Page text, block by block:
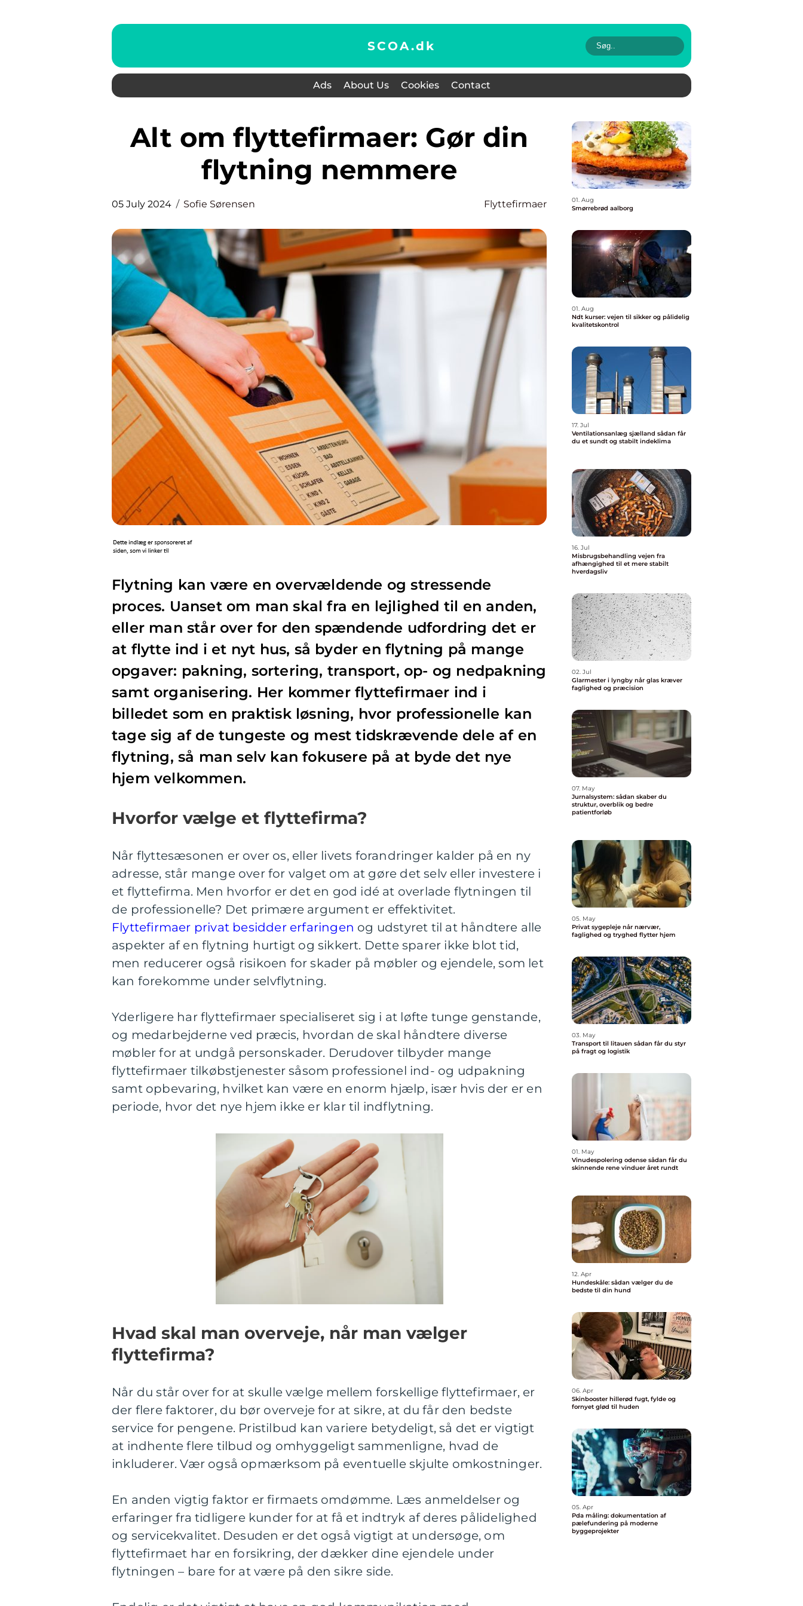
SCOA.dk
Ads About Us Cookies Contact
Alt om flyttefirmaer: Gør din
flytning nemmere
05 July 2024 Sofie Sørensen Flyttefirmaer
Flytning kan være en overvældende og stressende
proces. Uanset om man skal fra en lejlighed til en anden,
eller man står over for den spændende udfordring det er
at flytte ind i et nyt hus, så byder en flytning på mange
opgaver: pakning, sortering, transport, op- og nedpakning
samt organisering. Her kommer flyttefirmaer ind i
billedet som en praktisk løsning, hvor professionelle kan
tage sig af de tungeste og mest tidskrævende dele af en
flytning, så man selv kan fokusere på at byde det nye
hjem velkommen.
Hvorfor vælge et flyttefirma?
Når flyttesæsonen er over os, eller livets forandringer kalder på en ny
adresse, står mange over for valget om at gøre det selv eller investere i
et flyttefirma. Men hvorfor er det en god idé at overlade flytningen til
de professionelle? Det primære argument er effektivitet.
Flyttefirmaer privat besidder erfaringen og udstyret til at håndtere alle
aspekter af en flytning hurtigt og sikkert. Dette sparer ikke blot tid,
men reducerer også risikoen for skader på møbler og ejendele, som let
kan forekomme under selvflytning.
Yderligere har flyttefirmaer specialiseret sig i at løfte tunge genstande,
og medarbejderne ved præcis, hvordan de skal håndtere diverse
møbler for at undgå personskader. Derudover tilbyder mange
flyttefirmaer tilkøbstjenester såsom professionel ind- og udpakning
samt opbevaring, hvilket kan være en enorm hjælp, især hvis der er en
periode, hvor det nye hjem ikke er klar til indflytning.
Hvad skal man overveje, når man vælger
flyttefirma?
Når du står over for at skulle vælge mellem forskellige flyttefirmaer, er
der flere faktorer, du bør overveje for at sikre, at du får den bedste
service for pengene. Pristilbud kan variere betydeligt, så det er vigtigt
at indhente flere tilbud og omhyggeligt sammenligne, hvad de
inkluderer. Vær også opmærksom på eventuelle skjulte omkostninger.
En anden vigtig faktor er firmaets omdømme. Læs anmeldelser og
erfaringer fra tidligere kunder for at få et indtryk af deres pålidelighed
og servicekvalitet. Desuden er det også vigtigt at undersøge, om
flyttefirmaet har en forsikring, der dækker dine ejendele under
flytningen – bare for at være på den sikre side.
01. Aug
Smørrebrød aalborg
01. Aug
Ndt kurser: vejen til sikker og pålidelig
kvalitetskontrol
17. Jul
Ventilationsanlæg sjælland sådan får
du et sundt og stabilt indeklima
16. Jul
Misbrugsbehandling vejen fra
afhængighed til et mere stabilt
hverdagsliv
02. Jul
Glarmester i lyngby når glas kræver
faglighed og præcision
07. May
Jurnalsystem: sådan skaber du
struktur, overblik og bedre
patientforløb
05. May
Privat sygepleje når nærvær,
faglighed og tryghed flytter hjem
03. May
Transport til litauen sådan får du styr
på fragt og logistik
01. May
Vinudespolering odense sådan får du
skinnende rene vinduer året rundt
12. Apr
Hundeskåle: sådan vælger du de
bedste til din hund
06. Apr
Skinbooster hillerød fugt, fylde og
fornyet glød til huden
05. Apr
Pda måling: dokumentation af
pælefundering på moderne
byggeprojekter